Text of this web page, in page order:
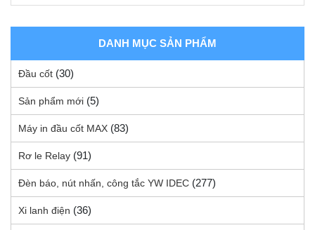
DANH MỤC SẢN PHẨM
Đầu cốt (30)
Sản phẩm mới (5)
Máy in đầu cốt MAX (83)
Rơ le Relay (91)
Đèn báo, nút nhấn, công tắc YW IDEC (277)
Xi lanh điện (36)